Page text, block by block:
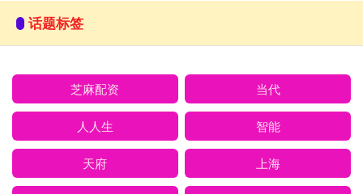
话题标签
芝麻配资 当代
人人生 智能
天府 上海